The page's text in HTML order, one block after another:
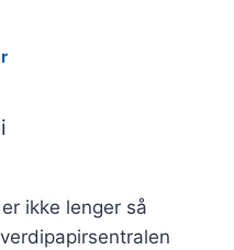
ikke lenger så